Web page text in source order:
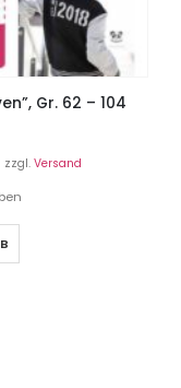
Gr. 62 – 104
zzgl. Versand